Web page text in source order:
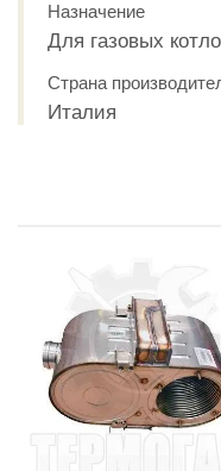
Назначение
Для газовых
Страна
Италия